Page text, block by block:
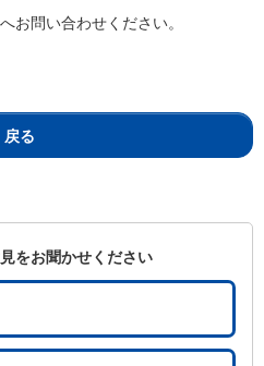
お問い合わせください。
戻る
をお聞かせください